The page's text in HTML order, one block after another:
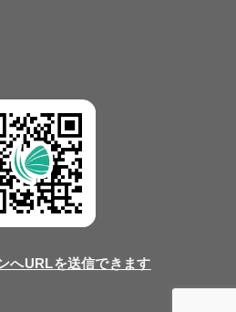
へURLを送信できます